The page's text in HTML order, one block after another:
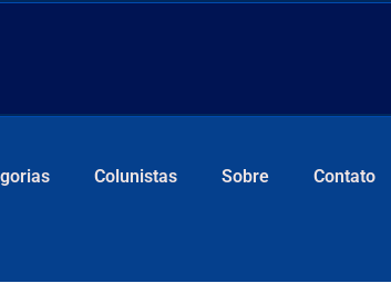
Colunistas Sobre Contato